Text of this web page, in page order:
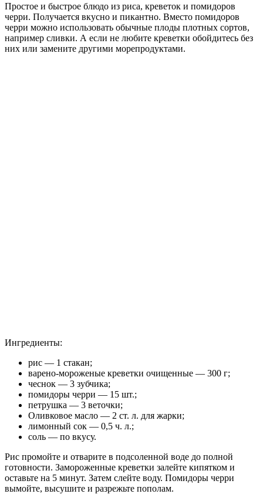
Простое и быстрое блюдо из риса, креветок и помидоров
черри. Получается вкусно и пикантно. Вместо помидоров
черри можно использовать обычные плоды плотных сортов,
например сливки. А если не любите креветки обойдитесь без
них или замените другими морепродуктами.
Ингредиенты:
рис — 1 стакан;
варено-мороженые креветки очищенные — 300 г;
чеснок — 3 зубчика;
помидоры черри — 15 шт.;
петрушка — 3 веточки;
Оливковое масло — 2 ст. л. для жарки;
лимонный сок — 0,5 ч. л.;
соль — по вкусу.
Рис промойте и отварите в подсоленной воде до полной
готовности. Замороженные креветки залейте кипятком и
оставьте на 5 минут. Затем слейте воду. Помидоры черри
вымойте, высушите и разрежьте пополам.